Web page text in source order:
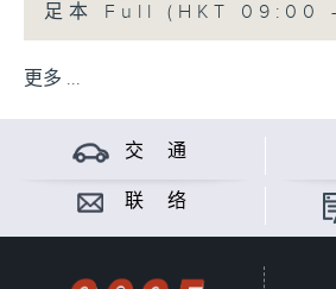
足本 Full (HKT 09:00
更多 ...
交 通
联 络